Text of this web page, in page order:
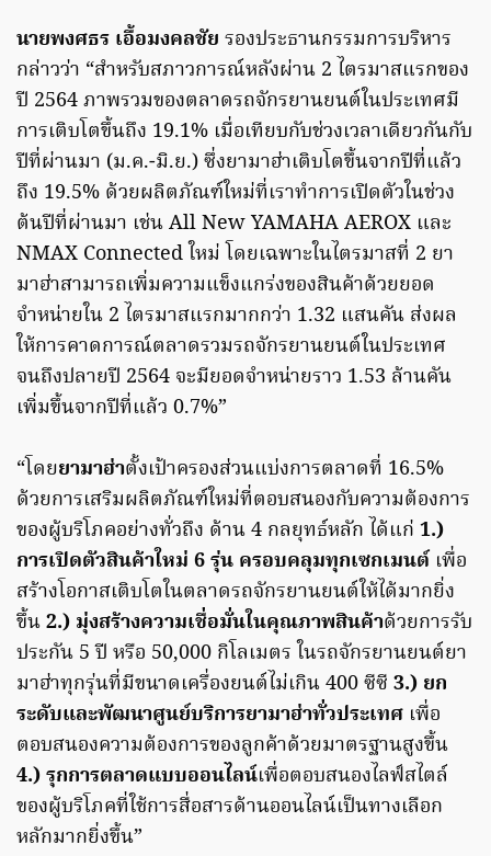
นายพงศธร เอื้อมงคลชัย รองประธานกรรมการบริหาร
กล่าวว่า “สำหรับสภาวการณ์หลังผ่าน 2 ไตรมาสแรกของ
ปี 2564 ภาพรวมของตลาดรถจักรยานยนต์ในประเทศมี
การเติบโตขึ้นถึง 19.1% เมื่อเทียบกับช่วงเวลาเดียวกันกับ
ปีที่ผ่านมา (ม.ค.-มิ.ย.) ซึ่งยามาฮ่าเติบโตขึ้นจากปีที่แล้ว
ถึง 19.5% ด้วยผลิตภัณฑ์ใหม่ที่เราทำการเปิดตัวในช่วง
ต้นปีที่ผ่านมา เช่น All New YAMAHA AEROX และ
NMAX Connected ใหม่ โดยเฉพาะในไตรมาสที่ 2 ยา
มาฮ่าสามารถเพิ่มความแข็งแกร่งของสินค้าด้วยยอด
จำหน่ายใน 2 ไตรมาสแรกมากกว่า 1.32 แสนคัน ส่งผล
ให้การคาดการณ์ตลาดรวมรถจักรยานยนต์ในประเทศ
จนถึงปลายปี 2564 จะมียอดจำหน่ายราว 1.53 ล้านคัน
เพิ่มขึ้นจากปีที่แล้ว 0.7%”
“โดยยามาฮ่าตั้งเป้าครองส่วนแบ่งการตลาดที่ 16.5%
ด้วยการเสริมผลิตภัณฑ์ใหม่ที่ตอบสนองกับความต้องการ
ของผู้บริโภคอย่างทั่วถึง ด้าน 4 กลยุทธ์หลัก ได้แก่ 1.)
การเปิดตัวสินค้าใหม่ 6 รุ่น ครอบคลุมทุกเซกเมนต์ เพื่อ
สร้างโอกาสเติบโตในตลาดรถจักรยานยนต์ให้ได้มากยิ่ง
ขึ้น2.) มุ่งสร้างความเชื่อมั่นในคุณภาพสินค้าด้วยการรับ
ประกัน 5 ปี หรือ 50,000 กิโลเมตร ในรถจักรยานยนต์ยา
มาฮ่าทุกรุ่นที่มีขนาดเครื่องยนต์ไม่เกิน 400 ซีซี 3.) ยก
ระดับและพัฒนาศูนย์บริการยามาฮ่าทั่วประเทศ เพื่อ
ตอบสนองความต้องการของลูกค้าด้วยมาตรฐานสูงขึ้น
4.) รุกการตลาดแบบออนไลน์เพื่อตอบสนองไลฟ์สไตล์
ของผู้บริโภคที่ใช้การสื่อสารด้านออนไลน์เป็นทางเลือก
หลักมากยิ่งขึ้น”